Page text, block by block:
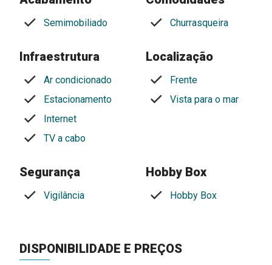
Semimobiliado Churrasqueira
Infraestrutura
Ar condicionado
Estacionamento
Internet
TV a cabo
Localização
Frente
Vista para o mar
Segurança
Vigilância
Hobby Box
Hobby Box
DISPONIBILIDADE E PREÇOS